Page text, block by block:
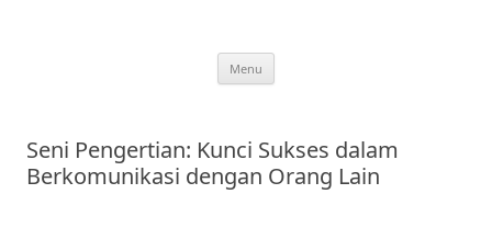
Menu
Seni Pengertian: Kunci Sukses dalam
Berkomunikasi dengan Orang Lain